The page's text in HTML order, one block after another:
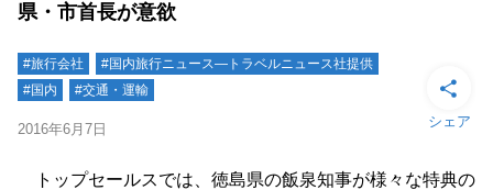
県・市首長が意欲
#旅行会社
#国内旅行ニュース―トラベルニュース社提供
#国内
#交通・運輸
2016年6月7日 シェア
トップセールスでは、徳島県の飯泉知事が様々な特典の